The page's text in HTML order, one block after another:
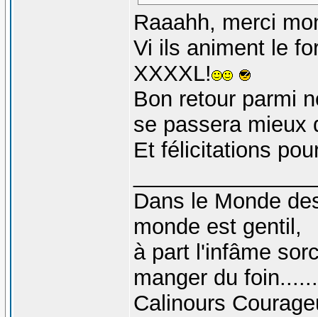
Raaahh, merci
Vi ils animent le
XXXXL!
Bon retour parmi
se passera mieux
Et félicitations
Dans le Monde
monde est gentil,
à part l'infâme
manger du foin......
Calinours